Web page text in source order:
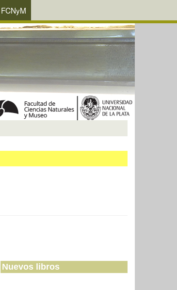
FCNyM
Nuevos libros